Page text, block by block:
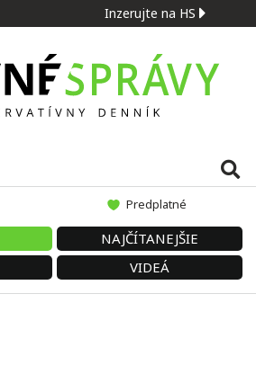
Inzerujte na HS
Predplatné
NAJČÍTANEJŠIE
VIDEÁ